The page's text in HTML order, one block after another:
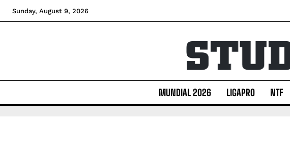
Sunday, August 9, 2026
MUNDIAL 2026 LIGAPRO NTF